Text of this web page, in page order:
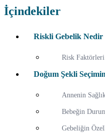
İçindekiler
Riskli Gebelik Nedir
Risk Faktörleri
Doğum Şekli
Annenin
Bebeğin
Gebeliğin